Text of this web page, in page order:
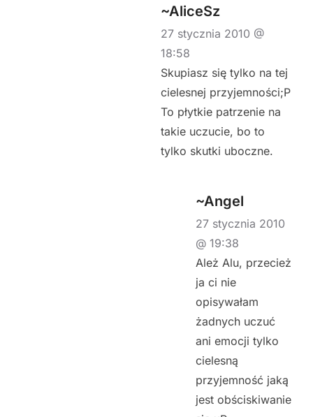
~AliceSz
27 stycznia 2010 @
18:58
Skupiasz się tylko na tej
cielesnej przyjemności;P
To płytkie patrzenie na
takie uczucie, bo to
tylko skutki uboczne.
~Angel
27 stycznia 2010
@ 19:38
Ależ Alu, przecież
ja ci nie
opisywałam
żadnych uczuć
ani emocji tylko
cielesną
przyjemność jaką
jest obściskiwanie